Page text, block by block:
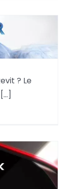
Revit
? Le